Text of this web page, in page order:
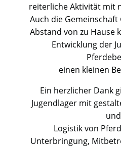
reiterliche Aktivität mit
Auch die
Abstand von zu Hause
Entwicklung der
einen kleinen
Ein herzlicher Dank
Jugendlager mit
und
Logistik von
Unterbringung,